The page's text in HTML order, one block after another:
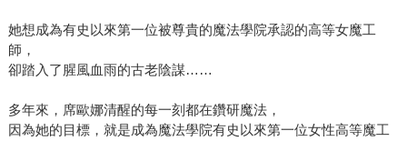
她想成為有史以來第一位被尊貴的魔法學院承認的高等女魔工
師，
卻踏入了腥風血雨的古老陰謀……
多年來，席歐娜清醒的每一刻都在鑽研魔法，
因為她的目標，就是成為魔法學院有史以來第一位女性高等魔工